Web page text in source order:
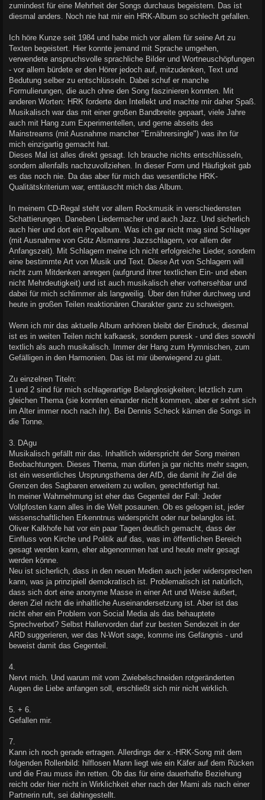
g
zumindest für eine Mehrheit der Songs durchaus begeistern. Das ist
diesmal anders. Noch nie hat mir ein HRK-Album so schlecht gefallen.
Ich höre Kunze seit 1984 und habe mich vor allem für seine Art zu
Texten begeistert. Hier konnte jemand mit Sprache umgehen,
verwendete anspruchsvolle sprachliche Bilder und Wortneuschöpfungen
- vor allem bürdete er den Hörer jedoch auf, mitzudenken, Text und
Bedutung selber zu entschlüsseln. Dabei schuf er manche
Formulierungen, die auch ohne den Song faszinieren konnten. Mit
anderen Worten: HRK forderte den Intellekt und machte mir daher Spaß.
Musikalisch war das mit einer großen Bandbreite gepaart, viele Jahre
auch mit Hang zum Experimentellen, und gerne abseits des
Mainstreams (mit Ausnahme mancher "Ernährersingle") was ihn für
mich einzigartig gemacht hat.
Dieses Mal ist alles direkt gesagt. Ich brauche nichts entschlüsseln,
sondern allenfalls nachzuvollziehen. In dieser Form und Häufigkeit gab
es das noch nie. Da das aber für mich das wesentliche HRK-
Qualitätskriterium war, enttäuscht mich das Album.
In meinem CD-Regal steht vor allem Rockmusik in verschiedensten
Schattierungen. Daneben Liedermacher und auch Jazz. Und sicherlich
auch hier und dort ein Popalbum. Was ich gar nicht mag sind Schlager
(mit Ausnahme von Götz Alsmanns Jazzschlagern, vor allem der
Anfangszeit). Mit Schlagern meine ich nicht erfolgreiche Lieder, sondern
eine bestimmte Art von Musik und Text. Diese Art von Schlagern will
nicht zum Mitdenken anregen (aufgrund ihrer textlichen Ein- und eben
nicht Mehrdeutigkeit) und ist auch musikalisch eher vorhersehbar und
dabei für mich schlimmer als langweilig. Über den früher durchweg und
heute in großen Teilen reaktionären Charakter ganz zu schweigen.
Wenn ich mir das aktuelle Album anhören bleibt der Eindruck, diesmal
ist es in weiten Teilen nicht kafkaesk, sondern puresk - und dies sowohl
textlich als auch musikalisch. Immer der Hang zum Hymnischen, zum
Gefälligen in den Harmonien. Das ist mir überwiegend zu glatt.
Zu einzelnen Titeln:
1 und 2 sind für mich schlagerartige Belanglosigkeiten; letztlich zum
gleichen Thema (sie konnten einander nicht kommen, aber er sehnt sich
im Alter immer noch nach ihr). Bei Dennis Scheck kämen die Songs in
die Tonne.
3. DAgu
Musikalisch gefällt mir das. Inhaltlich widerspricht der Song meinen
Beobachtungen. Dieses Thema, man dürfen ja gar nichts mehr sagen,
ist ein wesentliches Ursprungsthema der AfD, die damit ihr Ziel die
Grenzen des Sagbaren erweitern zu wollen, gerechtfertigt hat.
In meiner Wahrnehmung ist eher das Gegenteil der Fall: Jeder
Vollpfosten kann alles in die Welt posaunen. Ob es gelogen ist, jeder
wissenschaftlichen Erkenntnus widerspricht oder nur belanglos ist.
Oliver Kalkhofe hat vor ein paar Tagen deutlich gemacht, dass der
Einfluss von Kirche und Politik auf das, was im öffentlichen Bereich
gesagt werden kann, eher abgenommen hat und heute mehr gesagt
werden könne.
Neu ist sicherlich, dass in den neuen Medien auch jeder widersprechen
kann, was ja prinzipiell demokratisch ist. Problematisch ist natürlich,
dass sich dort eine anonyme Masse in einer Art und Weise äußert,
deren Ziel nicht die inhaltliche Auseinandersetzung ist. Aber ist das
nicht eher ein Problem von Social Media als das behauptete
Sprechverbot? Selbst Hallervorden darf zur besten Sendezeit in der
ARD suggerieren, wer das N-Wort sage, komme ins Gefängnis - und
beweist damit das Gegenteil.
4.
Nervt mich. Und warum mit vom Zwiebelschneiden rotgeränderten
Augen die Liebe anfangen soll, erschließt sich mir nicht wirklich.
5. + 6.
Gefallen mir.
7.
Kann ich noch gerade ertragen. Allerdings der x.-HRK-Song mit dem
folgenden Rollenbild: hilflosen Mann liegt wie ein Käfer auf dem Rücken
und die Frau muss ihn retten. Ob das für eine dauerhafte Beziehung
reicht oder hier nicht in Wirklichkeit eher nach der Mami als nach einer
Partnerin ruft, sei dahingestellt.